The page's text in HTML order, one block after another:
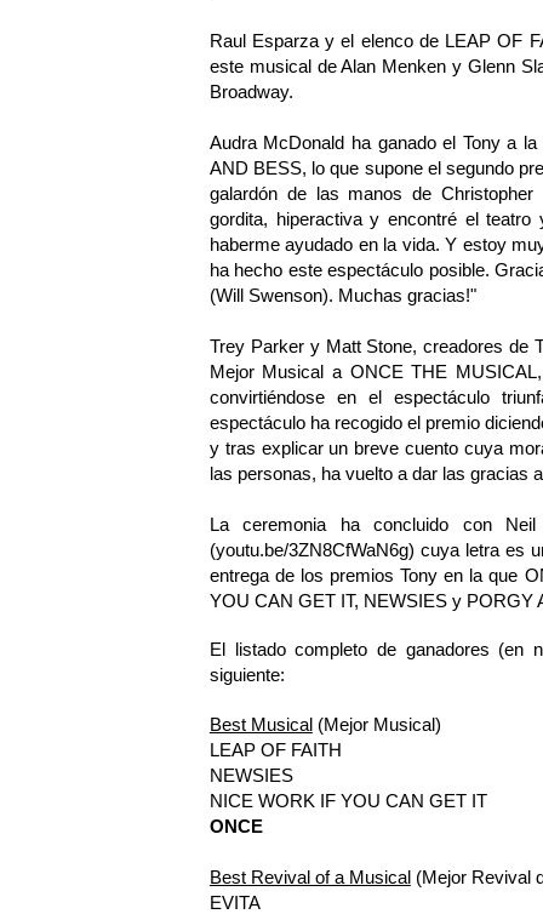
Raul Esparza y el elenco de LEAP OF
este musical de Alan Menken y Glenn
Broadway.
Audra McDonald ha ganado el Tony a
AND BESS, lo que supone el segundo
galardón de las manos de
gordita, hiperactiva y encontré el
haberme ayudado en la vida. Y estoy
ha hecho este espectáculo posible.
(Will Swenson). Muchas gracias!"
Trey Parker y Matt Stone, creadores de
Mejor Musical a ONCE THE
convirtiéndose en el espectáculo
espectáculo ha recogido el premio
y tras explicar un breve cuento cuya
las personas, ha vuelto a dar las gracias
La ceremonia ha concluido con
(youtu.be/3ZN8CfWaN6g) cuya letra es
entrega de los premios Tony en la que
YOU CAN GET IT, NEWSIES y PORGY
El listado completo de ganadores (en
siguiente:
Best Musical(Mejor Musical)
LEAP OF FAITH
NEWSIES
NICE WORK IF YOU CAN GET IT
ONCE
Best Revival of a Musical(Mejor Revival
EVITA